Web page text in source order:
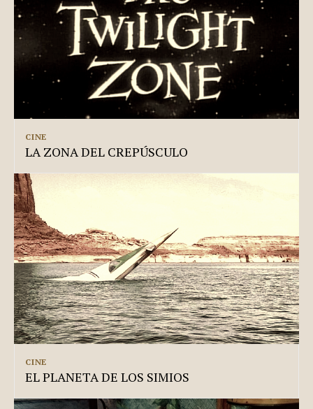
CINE
LA ZONA DEL CREPÚSCULO
CINE
EL PLANETA DE LOS SIMIOS